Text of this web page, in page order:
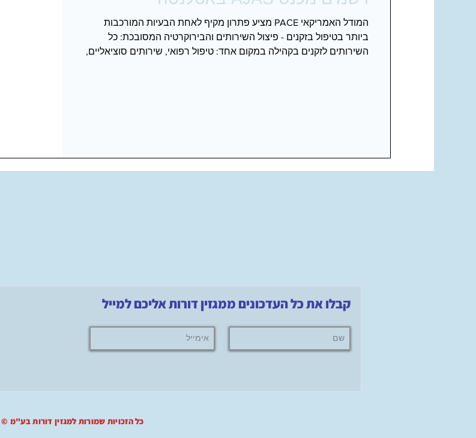
המודל האמריקאי PACE מציע פתרון מקיף לאחת הבעיות המורכבות
ביותר בטיפול בזקנים - פיצול השירותים והבירוקרטיה המסובכת: כל
השירותים לזקנים בקהילה במקום אחד: טיפול רפואי, שירותים סוציאליים,
קבלו את כל העדכונים ממגזין דורות אליכם למייל
© כל הזכויות שמורות למגזין דורות בע"מ